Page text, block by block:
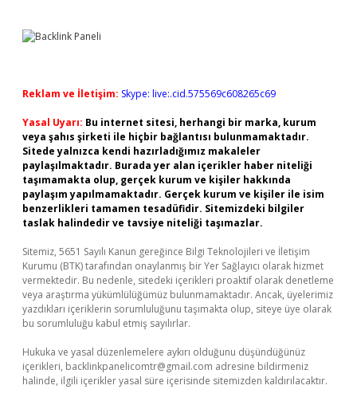
Reklam ve İletişim: Skype: live:.cid.575569c608265c69
Yasal Uyarı: Bu internet sitesi, herhangi bir marka, kurum
veya şahıs şirketi ile hiçbir bağlantısı bulunmamaktadır.
Sitede yalnızca kendi hazırladığımız makaleler
paylaşılmaktadır. Burada yer alan içerikler haber niteliği
taşımamakta olup, gerçek kurum ve kişiler hakkında
paylaşım yapılmamaktadır. Gerçek kurum ve kişiler ile isim
benzerlikleri tamamen tesadüfidir. Sitemizdeki bilgiler
taslak halindedir ve tavsiye niteliği taşımazlar.
Sitemiz, 5651 Sayılı Kanun gereğince Bilgi Teknolojileri ve İletişim
Kurumu (BTK) tarafından onaylanmış bir Yer Sağlayıcı olarak hizmet
vermektedir. Bu nedenle, sitedeki içerikleri proaktif olarak denetleme
veya araştırma yükümlülüğümüz bulunmamaktadır. Ancak, üyelerimiz
yazdıkları içeriklerin sorumluluğunu taşımakta olup, siteye üye olarak
bu sorumluluğu kabul etmiş sayılırlar.
Hukuka ve yasal düzenlemelere aykırı olduğunu düşündüğünüz
içerikleri, backlinkpanelicomtr@gmail.com adresine bildirmeniz
halinde, ilgili içerikler yasal süre içerisinde sitemizden kaldırılacaktır.